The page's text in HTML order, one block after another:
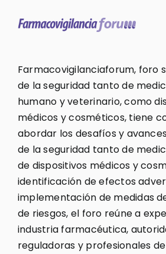
Farmacovigilanciaforum, foro
de la seguridad tanto de
humano y veterinario, como
médicos y cosméticos, tiene
abordar los desafíos y
de la seguridad tanto de
de dispositivos médicos y
identificación de efectos
implementación de medidas
de riesgos, el foro reúne a
industria farmacéutica,
reguladoras y profesionales